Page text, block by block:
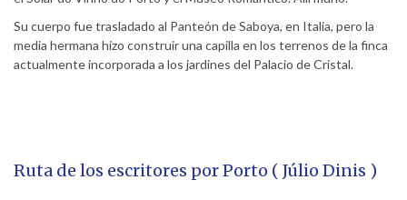
Su cuerpo fue trasladado al Panteón de Saboya, en Italia, pero la
media hermana hizo construir una capilla en los terrenos de la finca
actualmente incorporada a los jardines del Palacio de Cristal.
Ruta de los escritores por Porto ( Júlio Dinis )